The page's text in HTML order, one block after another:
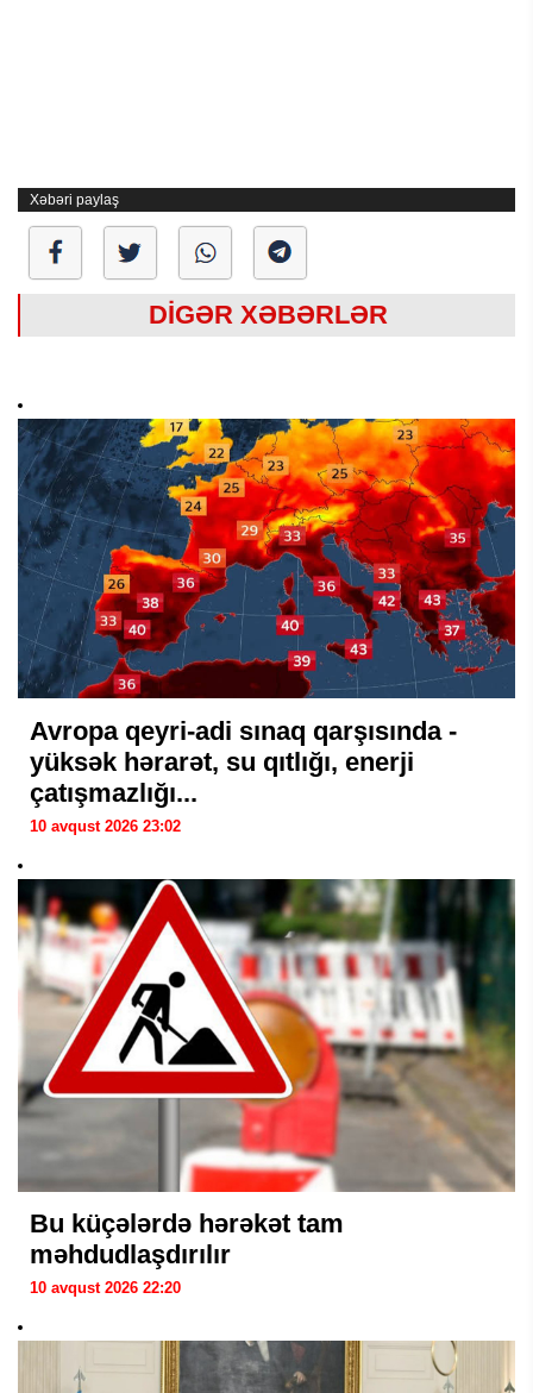
Xəbəri paylaş
DİGƏR XƏBƏRLƏR
Avropa qeyri-adi sınaq qarşısında -
yüksək hərarət, su qıtlığı, enerji
çatışmazlığı...
10 avqust 2026 23:02
Bu küçələrdə hərəkət tam
məhdudlaşdırılır
10 avqust 2026 22:20